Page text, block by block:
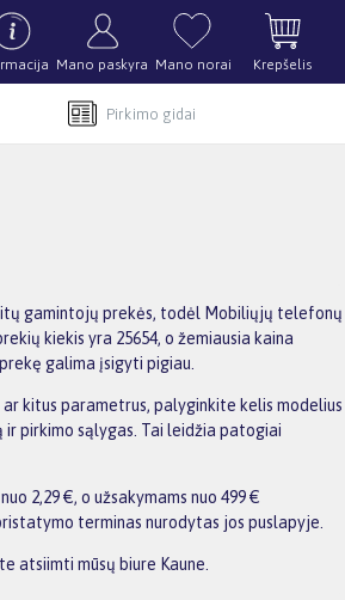
Mano paskyra Mano norai Krepšelis
Pirkimo gidai
gamintojų prekės, todėl Mobiliųjų telefonų
kiekis yra 25654, o žemiausia kaina
galima įsigyti pigiau.
kitus parametrus, palyginkite kelis modelius
pirkimo sąlygas. Tai leidžia patogiai
2,29 €, o užsakymams nuo 499 €
terminas nurodytas jos puslapyje.
mūsų biure Kaune.